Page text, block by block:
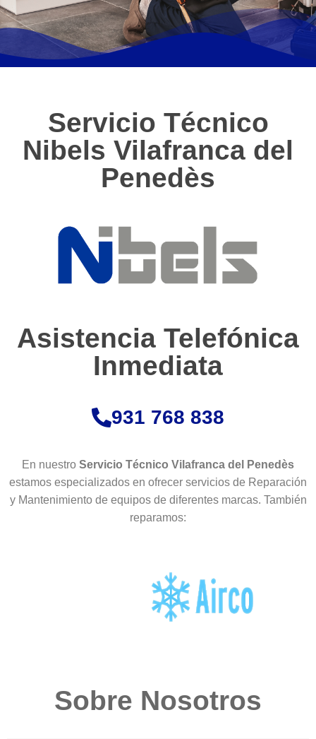
Servicio Técnico
Nibels Vilafranca del
Penedès
Asistencia Telefónica
Inmediata
931 768 838
En nuestro Servicio Técnico Vilafranca del Penedès
estamos especializados en ofrecer servicios de Reparación
y Mantenimiento de equipos de diferentes marcas. También
reparamos:
Sobre Nosotros